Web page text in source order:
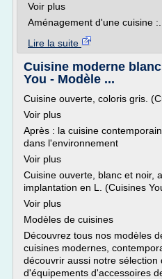
Voir plus
Aménagement d'une cuisine :...
Lire la suite
Cuisine moderne
You - Modèle ...
Cuisine ouverte, coloris gris.
Voir plus
Après : la cuisine
dans l'environnement
Voir plus
Cuisine ouverte, blanc et noir,
implantation en L. (Cuisines
Voir plus
Modèles de cuisines
Découvrez tous nos modèles
cuisines modernes,
découvrir aussi notre
d'équipements d'accessoires